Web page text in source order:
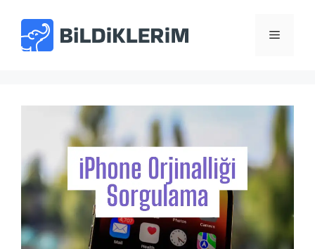
Menü